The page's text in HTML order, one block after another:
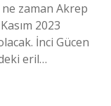
zaman Akrep
2023
İnci Gücen
eril…